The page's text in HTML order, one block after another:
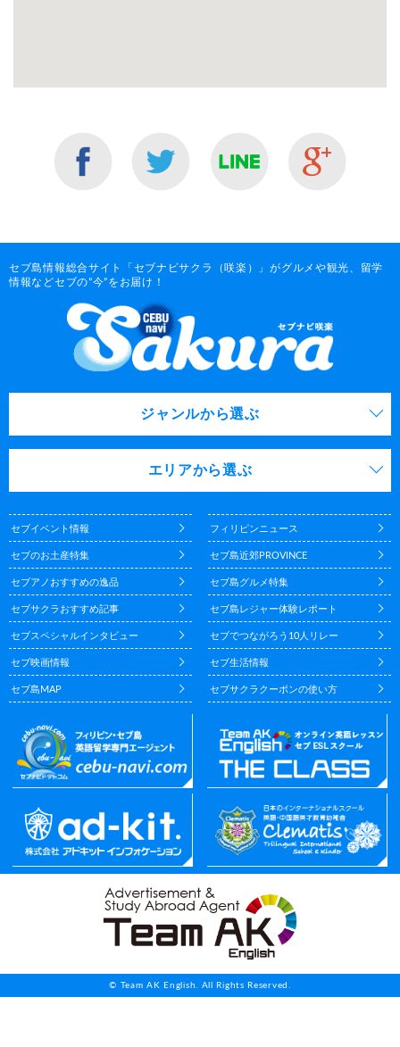
セブ島情報総合サイト「セブナビサクラ（咲楽）」がグルメや観光、留学
情報などセブの”今”をお届け！
ジャンルから選ぶ
エリアから選ぶ
セブイベント情報 フィリピンニュース
セブのお土産特集 セブ島近郊PROVINCE
セブアノおすすめの逸品 セブ島グルメ特集
セブサクラおすすめ記事 セブ島レジャー体験レポート
セブスペシャルインタビュー セブでつながろう10人リレー
セブ映画情報 セブ生活情報
セブ島MAP セブサクラクーポンの使い方
© Team AK English. All Rights Reserved.